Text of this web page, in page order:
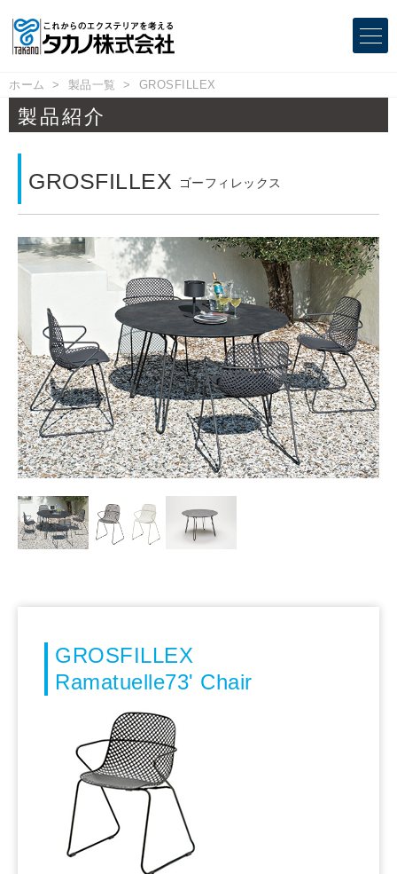
ホーム 製品一覧 GROSFILLEX
製品紹介
GROSFILLEX ゴーフィレックス
GROSFILLEX
Ramatuelle73' Chair